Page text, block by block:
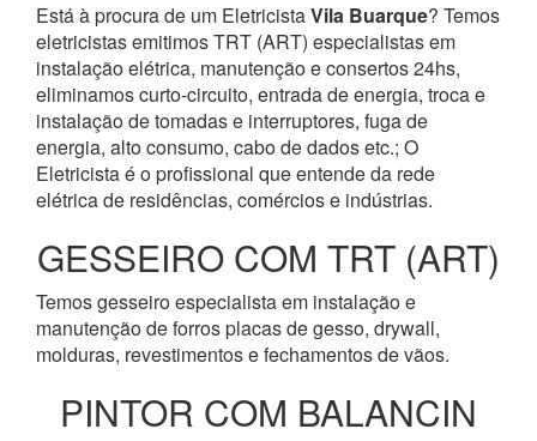
Está à procura de um EletricistaVila Buarque? Temos
eletricistas emitimos TRT (ART) especialistas em
instalação elétrica, manutenção e consertos 24hs,
eliminamos curto-circuito, entrada de energia, troca e
instalação de tomadas e interruptores, fuga de
energia, alto consumo, cabo de dados etc.; O
Eletricista é o profissional que entende da rede
elétrica de residências, comércios e indústrias.
GESSEIRO COM TRT (ART)
Temos gesseiro especialista em instalação e
manutenção de forros placas de gesso, drywall,
molduras, revestimentos e fechamentos de vãos.
PINTOR COM BALANCIN